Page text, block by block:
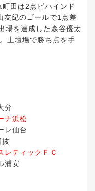
田は2点ビハインド
友紀のゴールで1点差
場を達成した森谷優太
土壇場で勝ち点を手
分
ナ浜松
レ仙台
レティックＦＣ
浦安